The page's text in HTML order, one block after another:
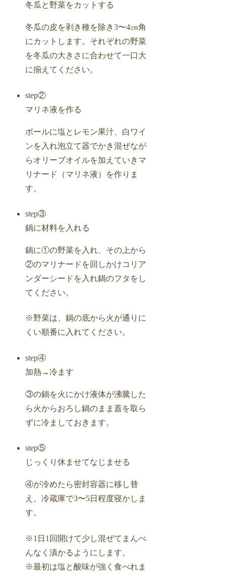
冬瓜と野菜をカットする
冬瓜の皮を剥き種を除き3〜4㎝角
にカットします。それぞれの野菜
を冬瓜の大きさに合わせて一口大
に揃えてください。
step②
マリネ液を作る
ボールに塩とレモン果汁、白ワイ
ンを入れ泡立て器でかき混ぜなが
らオリーブオイルを加えていきマ
リナード（マリネ液）を作りま
す。
step③
鍋に材料を入れる
鍋に①の野菜を入れ、その上から
②のマリナードを回しかけコリア
ンダーシードを入れ鍋のフタをし
てください。
※野菜は、鍋の底から火が通りに
くい順番に入れてください。
step④
加熱→冷ます
③の鍋を火にかけ液体が沸騰した
ら火からおろし鍋のまま蓋を取ら
ずに冷ましておきます。
step⑤
じっくり休ませてなじませる
④が冷めたら密封容器に移し替
え、冷蔵庫で3〜5日程度寝かしま
す。
※1日1回開けて少し混ぜてまんべ
んなく漬かるようにします。
※最初は塩と酸味が強く食べれま